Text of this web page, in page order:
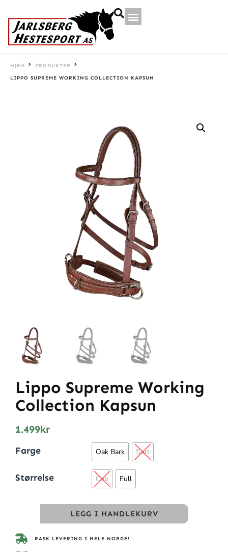
HJEM
PRODUKTER
LIPPO SUPREME WORKING COLLECTION KAPSUN
Lippo Supreme Working
Collection Kapsun
1.499kr
Farge Oak Bark Sort
Størrelse Cob Full
LEGG I HANDLEKURV
RASK LEVERING I HELE NORGE!